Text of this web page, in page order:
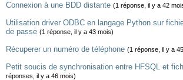
Connexion à une BDD distante (1 réponse, il y a 42
Utilisation driver ODBC en langage Python sur
de passe (1 réponse, il y a 43 mois)
Récuperer un numéro de téléphone (1 réponse, il y a
Petit soucis de synchronisation entre HFSQL et
réponses, il y a 46 mois)